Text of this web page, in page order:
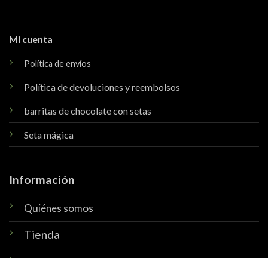
Mi cuenta
Política de envíos
Política de devoluciones y reembolsos
barritas de chocolate con setas
Seta mágica
Información
Quiénes somos
Tienda